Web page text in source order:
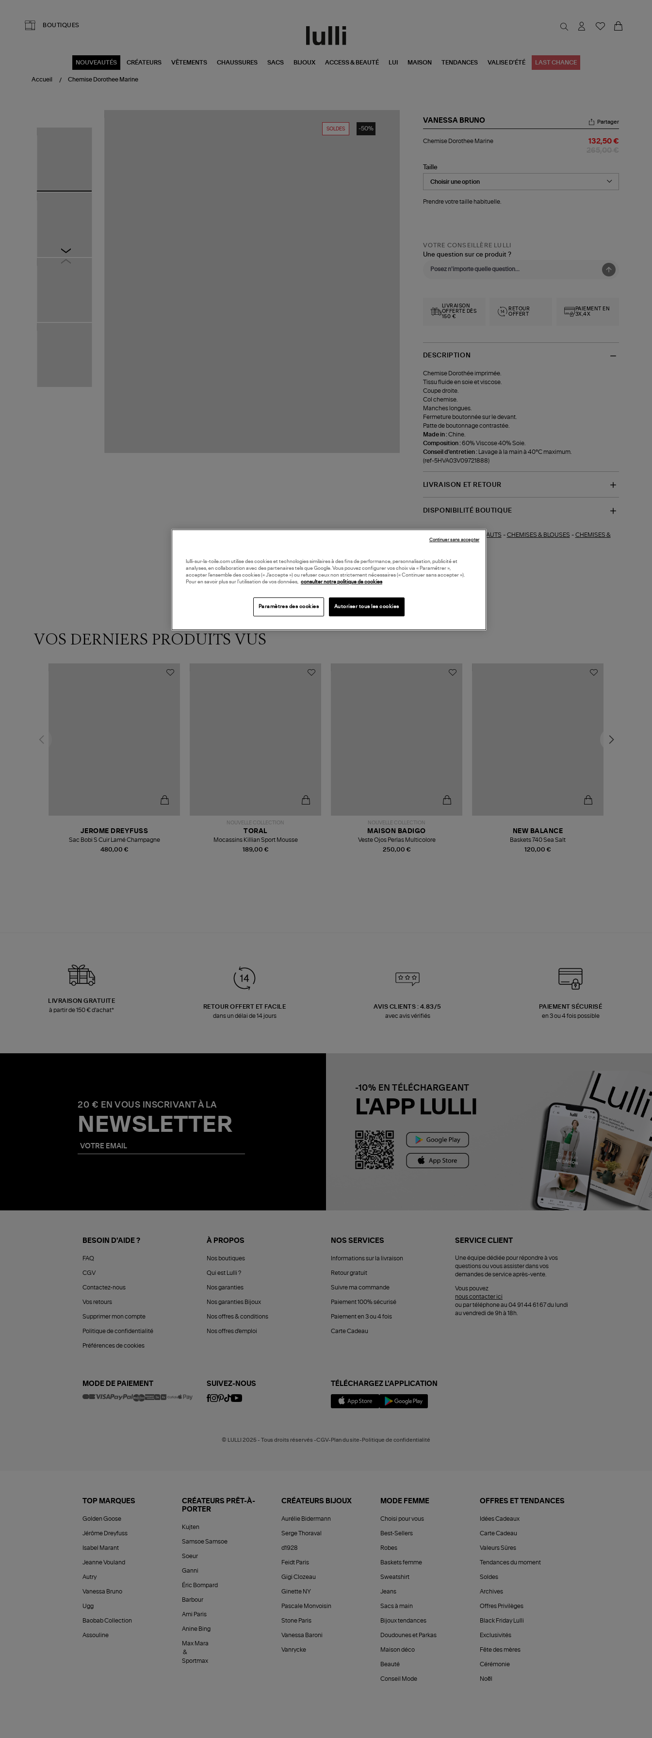
BOUTIQUES
NOUVEAUTÉS CRÉATEURS VÊTEMENTS CHAUSSURES SACS BIJOUX ACCESS & BEAUTÉ LUI MAISON TENDANCES VALISE D'ÉTÉ LAST CHANCE
Accueil Chemise Dorothee Marine
SOLDES -50%
VANESSA BRUNO
Dorothee
Partager
Chemise Dorothee Marine 132,50 €
Taille
Prendre votre taille habituelle.
VOTRE CONSEILLÈRE LULLI
Une question sur ce produit ?
LIVRAISON
OFFERTE DÈS
150 €
RETOUR
OFFERT
PAIEMENT EN
3X,4X
DESCRIPTION
Chemise Dorothée imprimée.
Tissu fluide en soie et viscose.
Coupe droite.
Col chemise.
Manches longues.
Fermeture boutonnée sur le devant.
Patte de boutonnage contrastée.
Made in :Chine.
Composition :60% Viscose 40% Soie.
Conseil d'entretien :
Lavage à la main à 40°C maximum.
(ref-5HVA03V09721888)
LIVRAISON ET RETOUR
DISPONIBILITÉ BOUTIQUE
HAUTS - CHEMISES & BLOUSES - CHEMISES &
VOS DERNIERS PRODUITS VUS
480,00 €
JEROME DREYFUSS
Sac Bobi S Cuir Lamé Champagne
NOUVELLE COLLECTION
189,00 €
TORAL
Mocassins Killian Sport Mousse
NOUVELLE COLLECTION
250,00 €
MAISON BADIGO
Veste Ojos Perlas Multicolore
120,00 €
NEW BALANCE
Baskets 740 Sea Salt
LIVRAISON GRATUITE
à partir de 150 € d'achat*
RETOUR OFFERT ET FACILE
dans un délai de 14 jours
AVIS CLIENTS : 4.83/5
avec avis vérifiés
PAIEMENT SÉCURISÉ
en 3 ou 4 fois possible
20 € EN VOUS INSCRIVANT À LA
NEWSLETTER
-10% EN TÉLÉCHARGEANT
L'APP LULLI
BESOIN D'AIDE ?
FAQ
CGV
Contactez-nous
Vos retours
Supprimer mon compte
Politique de confidentialité
Préférences de cookies
À PROPOS
Nos boutiques
Qui est Lulli ?
Nos garanties
Nos garanties Bijoux
Nos offres & conditions
Nos offres d'emploi
NOS SERVICES
Informations sur la livraison
Retour gratuit
Suivre ma commande
Paiement 100% sécurisé
Paiement en 3 ou 4 fois
Carte Cadeau
SERVICE CLIENT
Une équipe dédiée pour répondre à vos
questions ou vous assister dans vos
demandes de service après-vente.
Vous pouvez
nous contacter ici
ou par téléphone au 04 91 44 61 67 du lundi
au vendredi de 9h à 18h.
MODE DE PAIEMENT SUIVEZ-NOUS TÉLÉCHARGEZ L'APPLICATION
© LULLI 2025 - Tous droits réservés -CGV-Plan du site-Politique de confidentialité
TOP MARQUES
Golden Goose
Jérôme Dreyfuss
Isabel Marant
Jeanne Vouland
Autry
Vanessa Bruno
Ugg
Baobab Collection
Assouline
CRÉATEURS PRÊT-À-
PORTER
Kujten
Samsoe Samsoe
Soeur
Ganni
Éric Bompard
Barbour
Ami Paris
Anine Bing
Max Mara
&
Sportmax
CRÉATEURS BIJOUX
Aurélie Bidermann
Serge Thoraval
d1928
Feidt Paris
Gigi Clozeau
Ginette NY
Pascale Monvoisin
Stone Paris
Vanessa Baroni
Vanrycke
MODE FEMME
Choisi pour vous
Best-Sellers
Robes
Baskets femme
Sweatshirt
Jeans
Sacs à main
Bijoux tendances
Doudounes et Parkas
Maison déco
Beauté
Conseil Mode
OFFRES ET TENDANCES
Idées Cadeaux
Carte Cadeau
Valeurs Sûres
Tendances du moment
Soldes
Archives
Offres Privilèges
Black Friday Lulli
Exclusivités
Fête des mères
Cérémonie
Noël
lulli-sur-la-toile.com utilise des cookies et technologies similaires à des fins de performance, personnalisation, publicité et
analyses, en collaboration avec des partenaires tels que Google. Vous pouvez configurer vos choix via « Paramétrer »,
accepter l’ensemble des cookies (« J’accepte ») ou refuser ceux non strictement nécessaires (« Continuer sans accepter »).
Pour en savoir plus sur l’utilisation de vos données, consulter notre politique de cookies
Paramètres des cookies Autoriser tous les cookies
Continuer sans accepter